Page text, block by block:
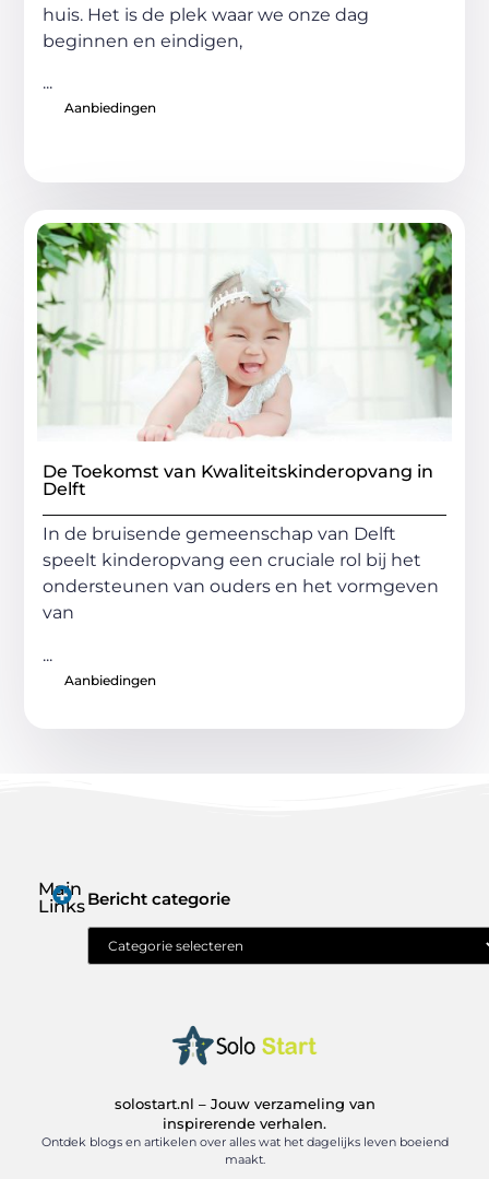
huis. Het is de plek waar we onze dag
beginnen en eindigen,
...
Aanbiedingen
De Toekomst van Kwaliteitskinderopvang in
Delft
In de bruisende gemeenschap van Delft
speelt kinderopvang een cruciale rol bij het
ondersteunen van ouders en het vormgeven
van
...
Aanbiedingen
Main
LinksBericht categorie
solostart.nl – Jouw verzameling van
inspirerende verhalen.
Ontdek blogs en artikelen over alles wat het dagelijks leven boeiend
maakt.